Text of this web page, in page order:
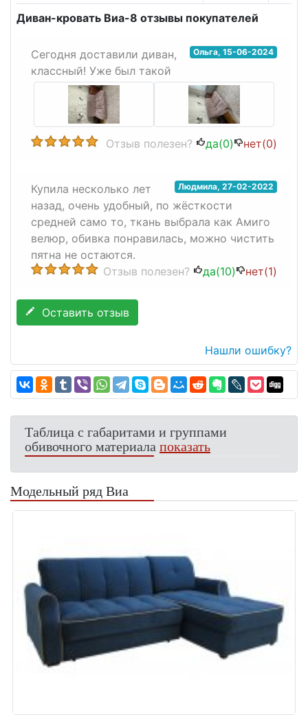
Диван-кровать Виа-8 отзывы покупателей
Ольга,15-06-2024
Сегодня доставили диван,
классный! Уже был такой
Отзыв полезен? да(0) нет(0)
Людмила,27-02-2022
Купила несколько лет
назад, очень удобный, по жёсткости
средней само то, ткань выбрала как Амиго
велюр, обивка понравилась, можно чистить
пятна не остаются.
Отзыв полезен?
да(10) нет(1)
Оставить отзыв
Нашли ошибку?
Таблица с габаритами и группами
обивочного материалапоказать
Модельный ряд Виа